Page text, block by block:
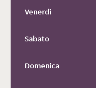
Venerdì
Sabato
Domenica